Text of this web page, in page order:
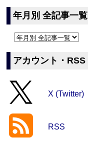
年月別 全記事一覧
アカウント・RSS
X (Twitter)
RSS